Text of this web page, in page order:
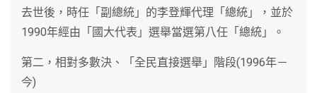
去世後，時任「副總統」的李登輝代理「總統」，並於
1990年經由「國大代表」選舉當選第八任「總統」。
第二，相對多數決、「全民直接選舉」階段(1996年－
今)